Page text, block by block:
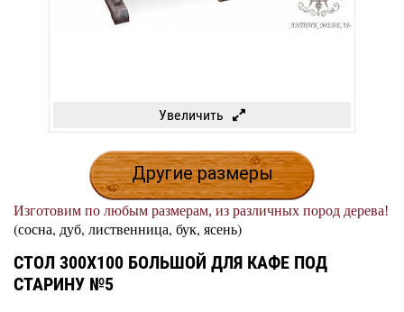
Увеличить
Другие размеры
Изготовим по любым размерам, из различных пород дерева!
(сосна, дуб, лиственница, бук, ясень)
СТОЛ 300X100 БОЛЬШОЙ ДЛЯ КАФЕ ПОД
СТАРИНУ №5